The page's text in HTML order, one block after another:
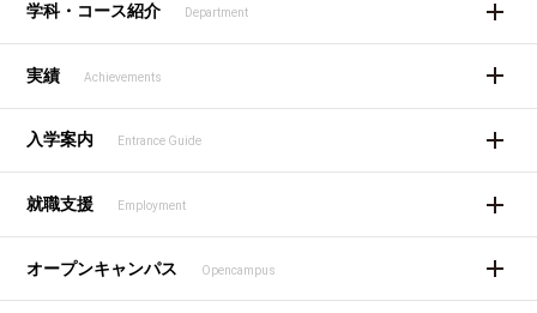
学科・コース紹介 Department
実績 Achievements
入学案内 Entrance Guide
就職支援 Employment
オープンキャンパス Opencampus